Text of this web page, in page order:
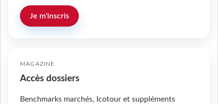
Je m'inscris
MAGAZINE
Accès dossiers
Benchmarks marchés, Icotour et suppléments